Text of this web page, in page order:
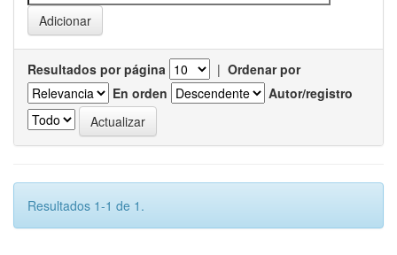
Resultados por página | Ordenar por
En orden
Autor/registro
Resultados 1-1 de 1.